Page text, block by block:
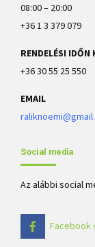
08:00 – 20:00
+36 1 3 379 079
RENDELÉSI IDŐN
+36 30 55 25 550
EMAIL
Social media
Az alábbi social
Facebook